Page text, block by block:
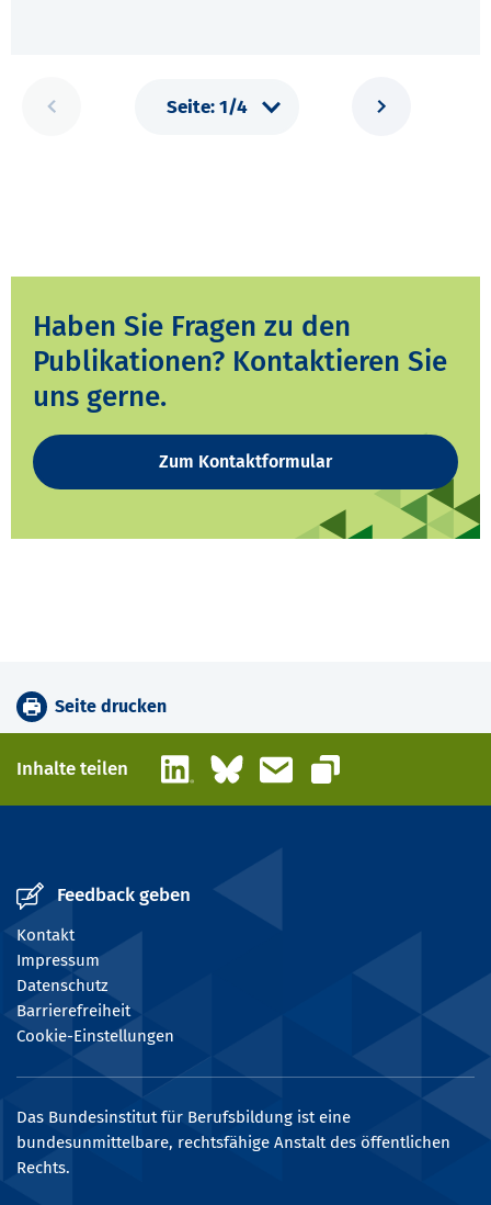
Haben Sie Fragen zu den
Publikationen? Kontaktieren Sie
uns gerne.
Zum Kontaktformular
Seite drucken
Inhalte teilen LinkedInBlueskyE-Mail
Link kopieren
Feedback geben
Kontakt
Impressum
Datenschutz
Barrierefreiheit
Cookie-Einstellungen
Das Bundesinstitut für Berufsbildung ist eine
bundesunmittelbare, rechtsfähige Anstalt des öffentlichen
Rechts.